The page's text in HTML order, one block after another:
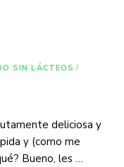
SIN LÁCTEOS /
deliciosa y
y (como me
Bueno, les …